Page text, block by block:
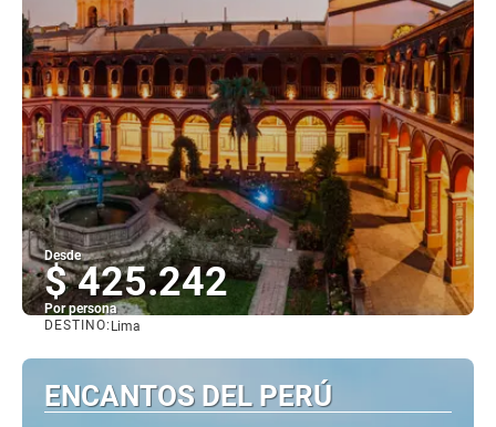
Desde
$ 425.242
Por persona
DESTINO: Lima
ENCANTOS DEL PERÚ